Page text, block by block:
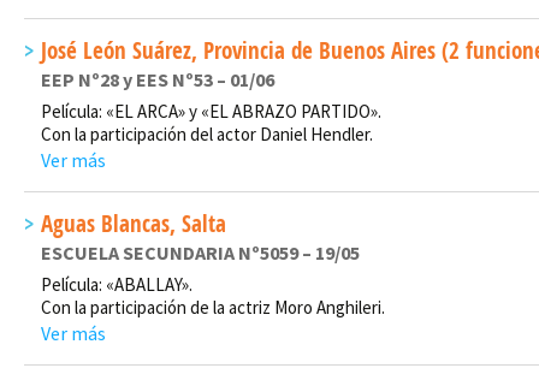
José León Suárez, Provincia de Buenos Aires (2
EEP Nº28 y EES Nº53 – 01/06
Película: «EL ARCA» y «EL ABRAZO PARTIDO».
Con la participación del actor Daniel Hendler.
Ver más
Aguas Blancas, Salta
ESCUELA SECUNDARIA Nº5059 – 19/05
Película: «ABALLAY».
Con la participación de la actriz Moro Anghileri.
Ver más